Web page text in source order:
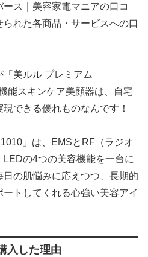
ス｜美容家電マニアの口コ
られた各商品・サービスへの口
美ルル プレミアム
能スキンケア美顔器は、自宅
できる優れものなんです！
」は、EMSとRF（ラジオ
の4つの美容機能を一台に
の肌悩みに応えつつ、長期的
トしてくれる心強い美容アイ
入した理由